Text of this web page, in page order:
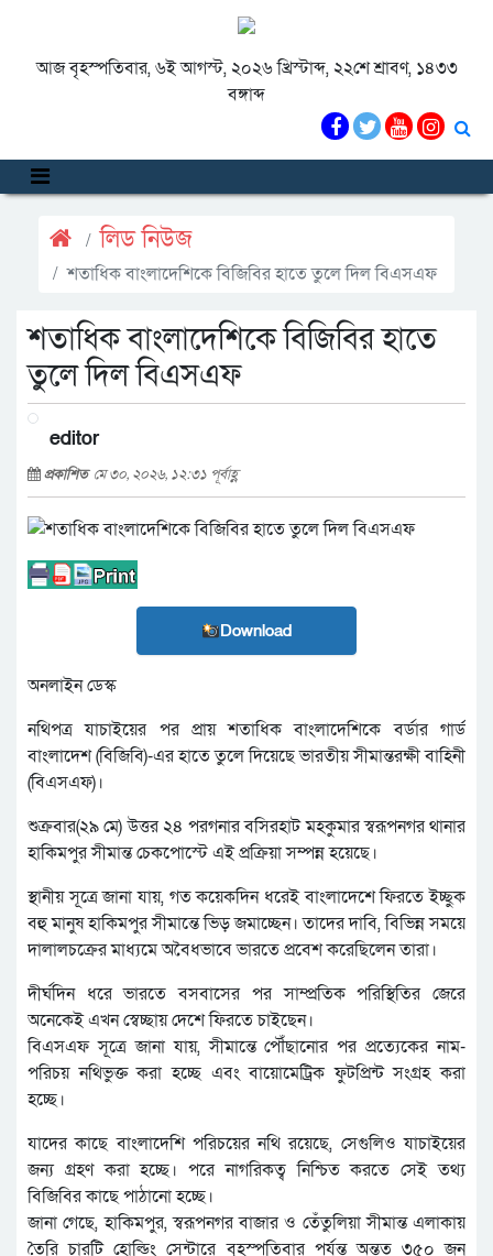
আজ বৃহস্পতিবার, ৬ই আগস্ট, ২০২৬ খ্রিস্টাব্দ, ২২শে শ্রাবণ, ১৪৩৩
বঙ্গাব্দ
লিড নিউজ
শতাধিক বাংলাদেশিকে বিজিবির হাতে তুলে দিল বিএসএফ
শতাধিক বাংলাদেশিকে বিজিবির হাতে
তুলে দিল বিএসএফ
editor
প্রকাশিত মে ৩০, ২০২৬, ১২:৩১ পূর্বাহ্ণ
Download
অনলাইন ডেস্ক
নথিপত্র যাচাইয়ের পর প্রায় শতাধিক বাংলাদেশিকে বর্ডার গার্ড
বাংলাদেশ (বিজিবি)-এর হাতে তুলে দিয়েছে ভারতীয় সীমান্তরক্ষী বাহিনী
(বিএসএফ)।
শুক্রবার(২৯ মে) উত্তর ২৪ পরগনার বসিরহাট মহকুমার স্বরূপনগর থানার
হাকিমপুর সীমান্ত চেকপোস্টে এই প্রক্রিয়া সম্পন্ন হয়েছে।
স্থানীয় সূত্রে জানা যায়, গত কয়েকদিন ধরেই বাংলাদেশে ফিরতে ইচ্ছুক
বহু মানুষ হাকিমপুর সীমান্তে ভিড় জমাচ্ছেন। তাদের দাবি, বিভিন্ন সময়ে
দালালচক্রের মাধ্যমে অবৈধভাবে ভারতে প্রবেশ করেছিলেন তারা।
দীর্ঘদিন ধরে ভারতে বসবাসের পর সাম্প্রতিক পরিস্থিতির জেরে
অনেকেই এখন স্বেচ্ছায় দেশে ফিরতে চাইছেন।
বিএসএফ সূত্রে জানা যায়, সীমান্তে পৌঁছানোর পর প্রত্যেকের নাম-
পরিচয় নথিভুক্ত করা হচ্ছে এবং বায়োমেট্রিক ফুটপ্রিন্ট সংগ্রহ করা
হচ্ছে।
যাদের কাছে বাংলাদেশি পরিচয়ের নথি রয়েছে, সেগুলিও যাচাইয়ের
জন্য গ্রহণ করা হচ্ছে। পরে নাগরিকত্ব নিশ্চিত করতে সেই তথ্য
বিজিবির কাছে পাঠানো হচ্ছে।
জানা গেছে, হাকিমপুর, স্বরূপনগর বাজার ও তেঁতুলিয়া সীমান্ত এলাকায়
তৈরি চারটি হোল্ডিং সেন্টারে বৃহস্পতিবার পর্যন্ত অন্তত ৩৫০ জন